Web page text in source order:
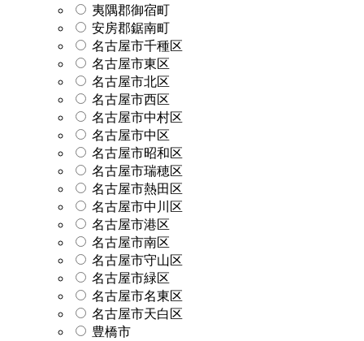
夷隅郡御宿町
安房郡鋸南町
名古屋市千種区
名古屋市東区
名古屋市北区
名古屋市西区
名古屋市中村区
名古屋市中区
名古屋市昭和区
名古屋市瑞穂区
名古屋市熱田区
名古屋市中川区
名古屋市港区
名古屋市南区
名古屋市守山区
名古屋市緑区
名古屋市名東区
名古屋市天白区
豊橋市